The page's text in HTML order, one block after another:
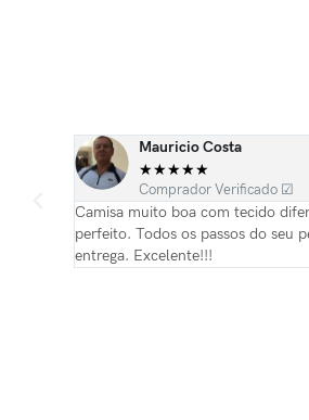
Mauricio Costa
★★★★★
Comprador Verificado ☑
Camisa muito boa com tecido
perfeito. Todos os passos do seu
entrega. Excelente!!!